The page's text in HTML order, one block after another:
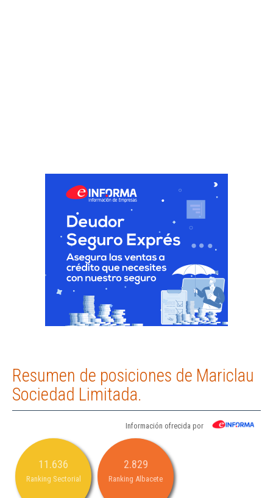
Resumen de posiciones de Mariclau
Sociedad Limitada.
Información ofrecida por
11.636
Ranking Sectorial
2.829
Ranking Albacete